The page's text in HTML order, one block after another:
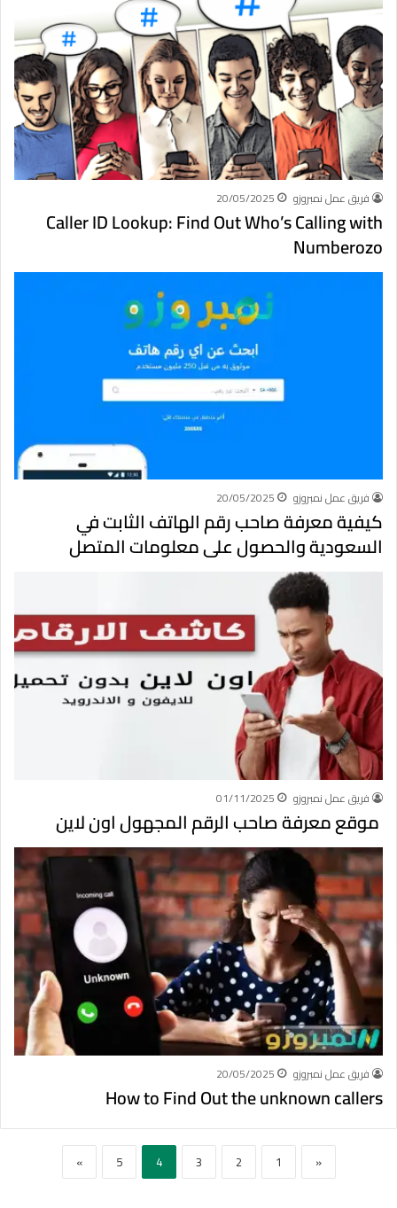
فريق عمل نمبروزو 20/05/2025
Caller ID Lookup: Find Out Who’s Calling with
Numberozo
فريق عمل نمبروزو 20/05/2025
كيفية معرفة صاحب رقم الهاتف الثابت في
السعودية والحصول على معلومات المتصل
فريق عمل نمبروزو 01/11/2025
موقع معرفة صاحب الرقم المجهول اون لاين
فريق عمل نمبروزو 20/05/2025
How to Find Out the unknown callers
«
1
2
3
4
5
»